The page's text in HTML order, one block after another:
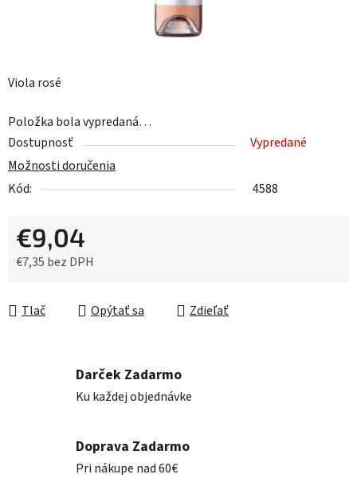
Viola rosé
Položka bola vypredaná…
Dostupnosť
Vypredané
Možnosti doručenia
Kód:
4588
€9,04
€7,35 bez DPH
Tlač
Opýtať sa Zdieľať
Darček Zadarmo
Ku každej objednávke
Doprava Zadarmo
Pri nákupe nad 60€